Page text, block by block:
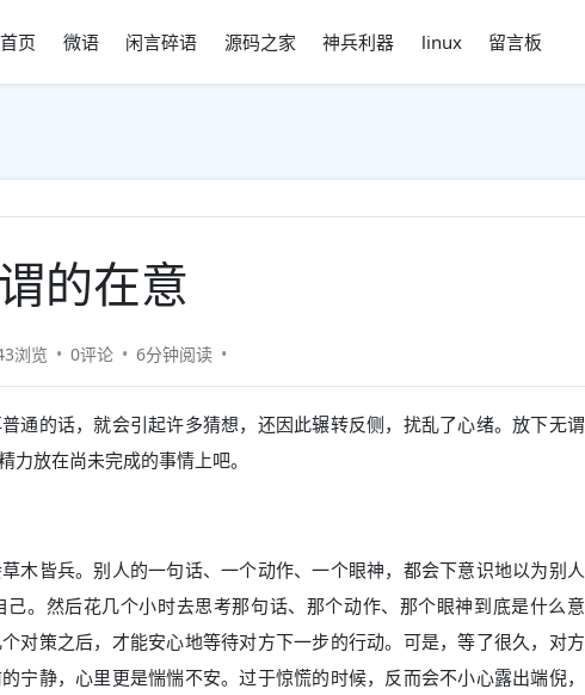
首页 微语 闲言碎语 源码之家 神兵利器 linux 留言板
的在意
浏览 0评论 6分钟阅读
通的话，就会引起许多猜想，还因此辗转反侧，扰乱了心绪。放下无谓
力放在尚未完成的事情上吧。
木皆兵。别人的一句话、一个动作、一个眼神，都会下意识地以为别人
。然后花几个小时去思考那句话、那个动作、那个眼神到底是什么意
对策之后，才能安心地等待对方下一步的行动。可是，等了很久，对方
宁静，心里更是惴惴不安。过于惊慌的时候，反而会不小心露出端倪，